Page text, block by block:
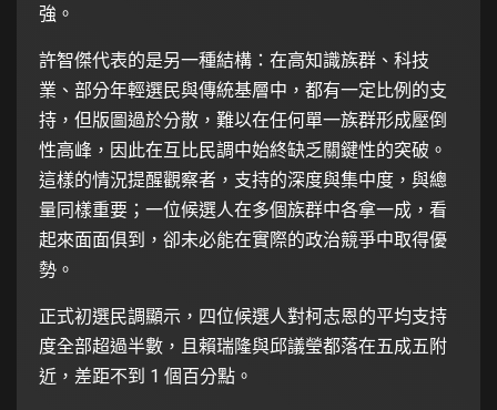
強。
許智傑代表的是另一種結構：在高知識族群、科技
業、部分年輕選民與傳統基層中，都有一定比例的支
持，但版圖過於分散，難以在任何單一族群形成壓倒
性高峰，因此在互比民調中始終缺乏關鍵性的突破。
這樣的情況提醒觀察者，支持的深度與集中度，與總
量同樣重要；一位候選人在多個族群中各拿一成，看
起來面面俱到，卻未必能在實際的政治競爭中取得優
勢。
正式初選民調顯示，四位候選人對柯志恩的平均支持
度全部超過半數，且賴瑞隆與邱議瑩都落在五成五附
近，差距不到 1 個百分點。